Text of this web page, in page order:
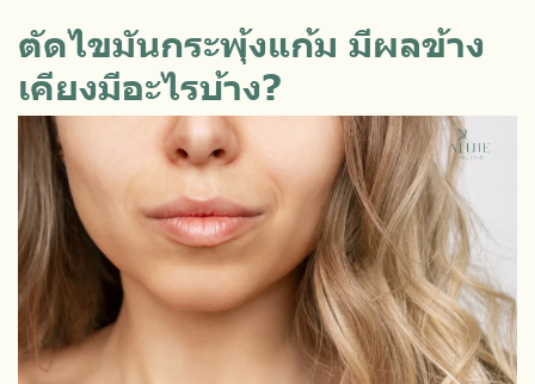
ตัดไขมันกระพุ้งแก้ม มีผลข้าง
เคียงมีอะไรบ้าง?